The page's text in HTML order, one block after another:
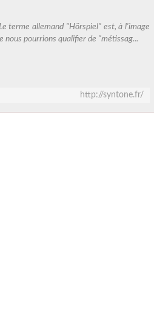
terme allemand "Hörspiel" est, à l'image
nous pourrions qualifier de "métissag...
http://syntone.fr/